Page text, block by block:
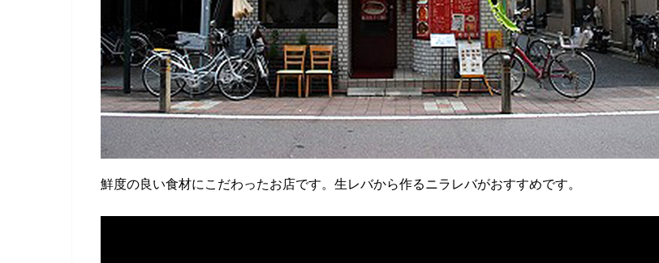
鮮度の良い食材にこだわったお店です。生レバから作るニラレバがおすすめです。